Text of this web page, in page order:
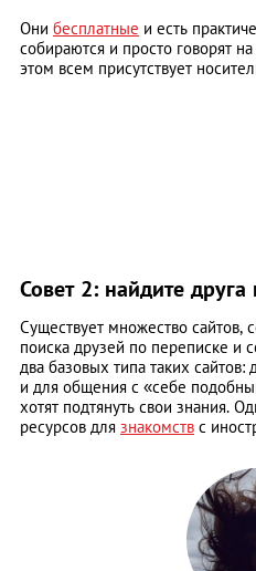
Они бесплатные и есть
собираются и просто говорят
этом всем присутствует
Совет 2: найдите
Существует множество сайтов,
поиска друзей по переписке и
два базовых типа таких
и для общения с «себе
хотят подтянуть свои знания.
ресурсов для знакомств с